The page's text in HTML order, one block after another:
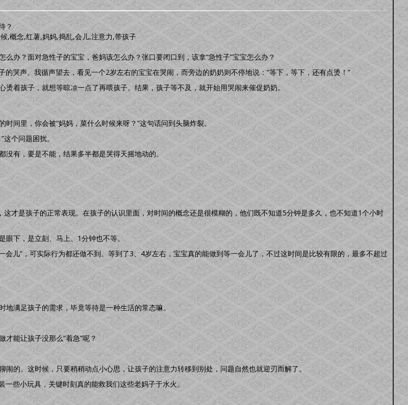
？
,概念,红薯,妈妈,捣乱,会儿,注意力,带孩子
办？面对急性子的宝宝，爸妈该怎么办？张口要闭口到，该拿“急性子”宝宝怎么办？
哭声。我循声望去，看见一个2岁左右的宝宝在哭闹，而旁边的奶奶则不停地说：“等下，等下，还有点烫！”
烫着孩子，就想等晾凉一点了再喂孩子。结果，孩子等不及，就开始用哭闹来催促奶奶。
间里，你会被“妈妈，菜什么时候来呀？”这句话问到头脑炸裂。
这个问题困扰。
有，要是不能，结果多半都是哭得天摇地动的。
这才是孩子的正常表现。在孩子的认识里面，对时间的概念还是很模糊的，他们既不知道5分钟是多久，也不知道1个小时
眼下，是立刻、马上、1分钟也不等。
会儿”，可实际行为都还做不到。等到了3、4岁左右，宝宝真的能做到等一会儿了，不过这时间是比较有限的，最多不超过
满足孩子的需求，毕竟等待是一种生活的常态嘛。
能让孩子没那么“着急”呢？
的。这时候，只要稍稍动点小心思，让孩子的注意力转移到别处，问题自然也就迎刃而解了。
些小玩具，关键时刻真的能救我们这些老妈子于水火。